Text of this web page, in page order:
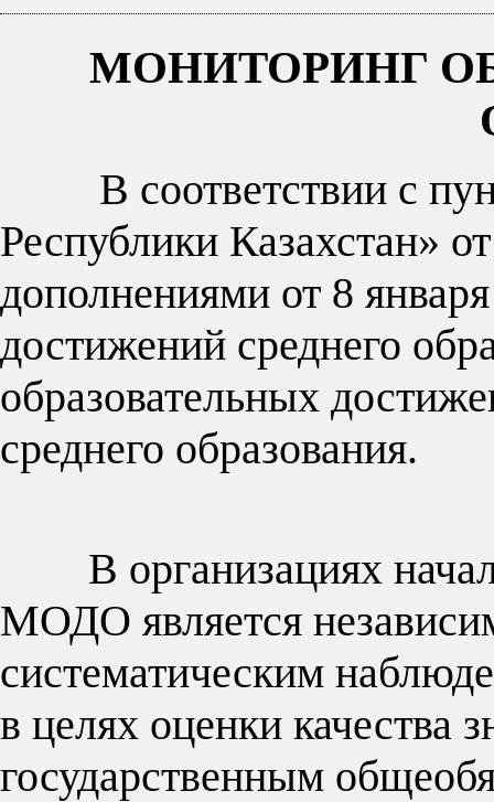
МОНИТОРИНГ
В соответствии с
Республики Казахстан»
дополнениями от 8
достижений среднего
образовательных
В организациях
МОДО является
систематическим
в целях оценки качества
государственным